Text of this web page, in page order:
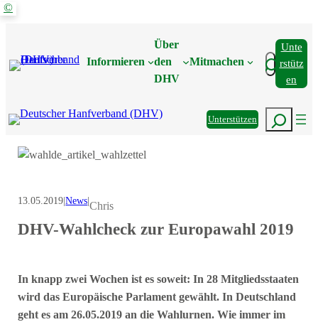
Zum
Informieren
Über
den
DHV
Mitmachen Suchen
Unte
Rstütz
En
UnterstützenSuchen
©
13.05.2019|News|Chris
DHV-Wahlcheck zur Europawahl 2019
In knapp zwei Wochen ist es soweit: In 28 Mitgliedsstaaten
wird das Europäische Parlament gewählt. In Deutschland
geht es am 26.05.2019 an die Wahlurnen. Wie immer im